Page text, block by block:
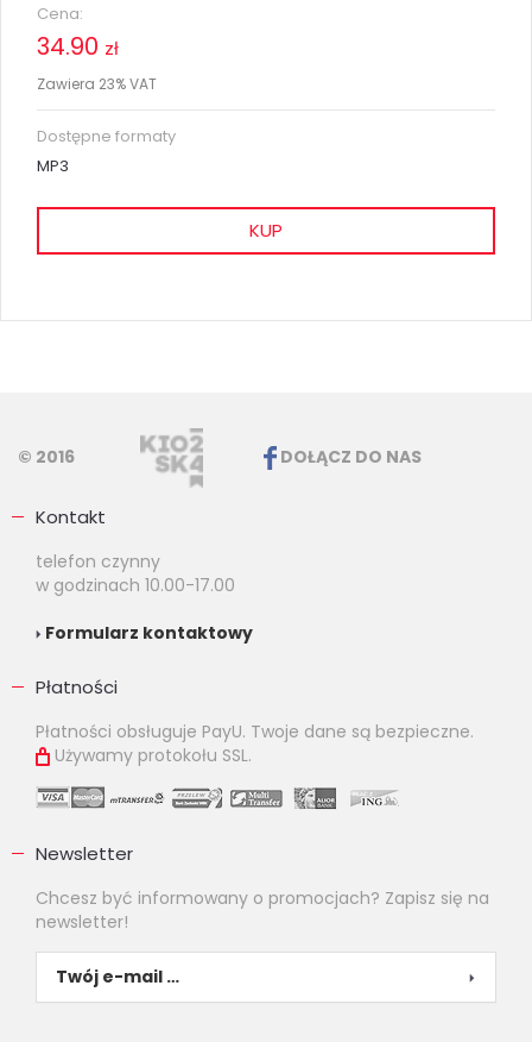
Cena:
34.90 zł
Zawiera 23% VAT
Dostępne formaty
MP3
KUP
© 2016 DOŁĄCZ DO NAS
Kontakt
telefon czynny
w godzinach 10.00-17.00
Formularz kontaktowy
Płatności
Płatności obsługuje PayU. Twoje dane są bezpieczne.
Używamy protokołu SSL.
Newsletter
Chcesz być informowany o promocjach? Zapisz się na
newsletter!